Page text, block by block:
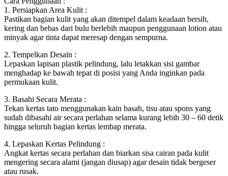
1. Persiapkan Area Kulit :
Pastikan bagian kulit yang akan ditempel dalam keadaan bersih,
kering dan bebas dari bulu berlebih maupun penggunaan lotion atau
minyak agar tinta dapat meresap dengan sempurna.
2. Tempelkan Desain :
Lepaskan lapisan plastik pelindung, lalu letakkan sisi gambar
menghadap ke bawah tepat di posisi yang Anda inginkan pada
permukaan kulit.
3. Basahi Secara Merata :
Tekan kertas tato menggunakan kain basah, tisu atau spons yang
sudah dibasahi air secara perlahan selama kurang lebih 30 – 60 detik
hingga seluruh bagian kertas lembap merata.
4. Lepaskan Kertas Pelindung :
Angkat kertas secara perlahan dan biarkan sisa cairan pada kulit
mengering secara alami (jangan diusap) agar desain tidak bergeser
atau rusak.